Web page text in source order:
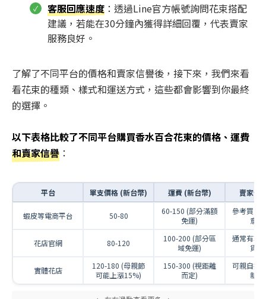
客服回應速度 ：透過Line官方帳號詢問花束搭配
建議，若能在30分鐘內獲得詳細回覆，代表賣家
服務良好。
了解了不同平台的價格和賣家信譽後，接下來，我們來看
看花束的種類、樣式和運送方式，這些都會影響到你最終
的選擇。
以下表格比較了不同平台購買香水百合花束的價格、運費
和賣家信譽 ：
平台 單支價格 (新台幣) 運費 (新台幣) 賣家信
蝦皮等電商平台 50-80
60-150 (部分滿額
免運)
參考買家
意
花店官網 80-120
100-200 (部分區
域免運)
通常有較
貨政
實體花店
120-180 (母親節
可能上漲15%)
150-300 (視距離
而定)
可親自挑
新鮮